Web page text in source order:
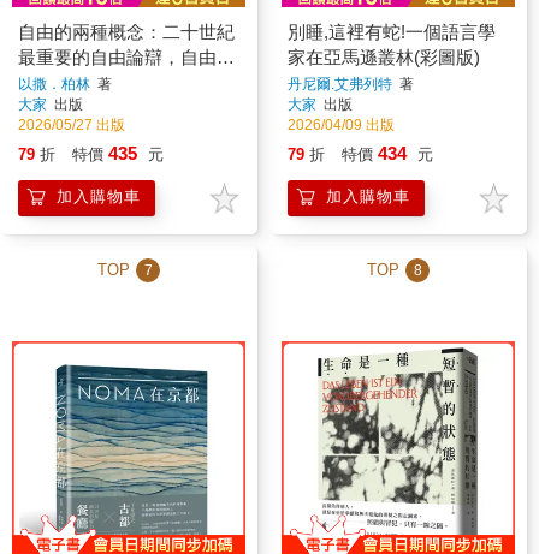
自由的兩種概念：二十世紀
最重要的自由論辯，自由為
何既能解放人，也能奴役人
以撒．柏林 著
大家 出版
2026/05/27 出版
79 折 特價 435 元
加入購物車
別睡,這裡有蛇!一個語言學
家在亞馬遜叢林(彩圖版)
丹尼爾.艾弗列特 著
大家 出版
2026/04/09 出版
79 折 特價 434 元
加入購物車
TOP 7 TOP 8